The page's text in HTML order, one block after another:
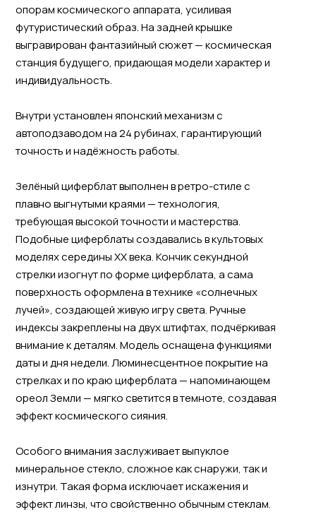
опорам космического аппарата, усиливая
футуристический образ. На задней крышке
выгравирован фантазийный сюжет — космическая
станция будущего, придающая модели характер и
индивидуальность.
Внутри установлен японский механизм с
автоподзаводом на 24 рубинах, гарантирующий
точность и надёжность работы.
Зелёный циферблат выполнен в ретро-стиле с
плавно выгнутыми краями — технология,
требующая высокой точности и мастерства.
Подобные циферблаты создавались в культовых
моделях середины XX века. Кончик секундной
стрелки изогнут по форме циферблата, а сама
поверхность оформлена в технике «солнечных
лучей», создающей живую игру света. Ручные
индексы закреплены на двух штифтах, подчёркивая
внимание к деталям. Модель оснащена функциями
даты и дня недели. Люминесцентное покрытие на
стрелках и по краю циферблата — напоминающем
ореол Земли — мягко светится в темноте, создавая
эффект космического сияния.
Особого внимания заслуживает выпуклое
минеральное стекло, сложное как снаружи, так и
изнутри. Такая форма исключает искажения и
эффект линзы, что свойственно обычным стеклам.